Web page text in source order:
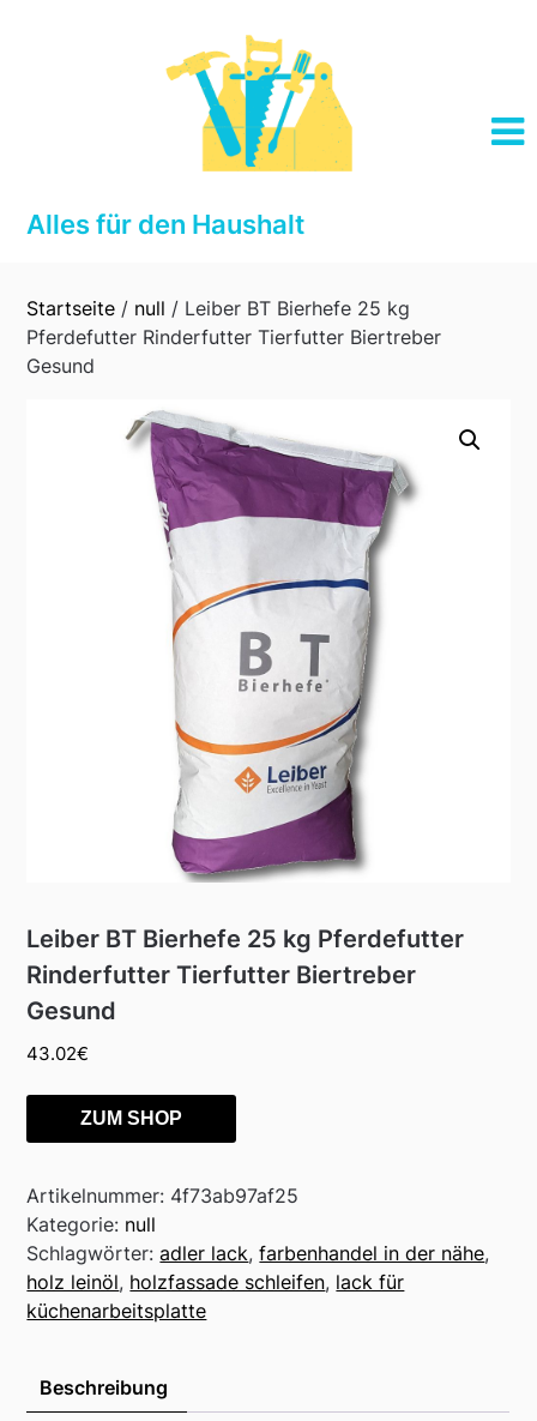
Alles für den Haushalt
Startseite / null / Leiber BT Bierhefe 25 kg
Pferdefutter Rinderfutter Tierfutter Biertreber
Gesund
Leiber BT Bierhefe 25 kg Pferdefutter
Rinderfutter Tierfutter Biertreber
Gesund
43.02€
ZUM SHOP
Artikelnummer: 4f73ab97af25
Kategorie: null
Schlagwörter:adler lack,farbenhandel in der nähe,
holz leinöl, holzfassade schleifen, lack für
küchenarbeitsplatte
Beschreibung